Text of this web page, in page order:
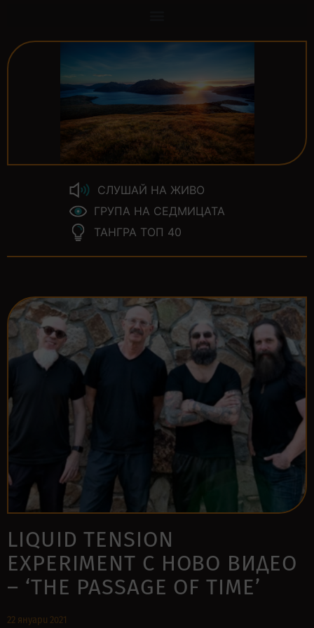
СЛУШАЙ НА ЖИВО
ГРУПА НА СЕДМИЦАТА
ТАНГРА ТОП 40
LIQUID TENSION
EXPERIMENT С НОВО ВИДЕО
– ‘THE PASSAGE OF TIME’
22 януари 2021